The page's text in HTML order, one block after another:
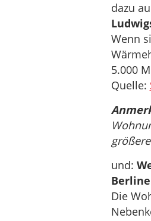
dazu
Wenn
5.000
Quelle:
und:
Die